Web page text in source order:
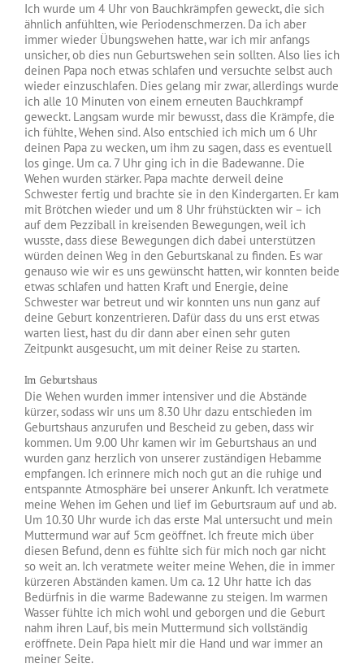
Ich wurde um 4 Uhr von Bauchkrämpfen geweckt, die sich
ähnlich anfühlten, wie Periodenschmerzen. Da ich aber
immer wieder Übungswehen hatte, war ich mir anfangs
unsicher, ob dies nun Geburtswehen sein sollten. Also lies ich
deinen Papa noch etwas schlafen und versuchte selbst auch
wieder einzuschlafen. Dies gelang mir zwar, allerdings wurde
ich alle 10 Minuten von einem erneuten Bauchkrampf
geweckt. Langsam wurde mir bewusst, dass die Krämpfe, die
ich fühlte, Wehen sind. Also entschied ich mich um 6 Uhr
deinen Papa zu wecken, um ihm zu sagen, dass es eventuell
los ginge. Um ca. 7 Uhr ging ich in die Badewanne. Die
Wehen wurden stärker. Papa machte derweil deine
Schwester fertig und brachte sie in den Kindergarten. Er kam
mit Brötchen wieder und um 8 Uhr frühstückten wir – ich
auf dem Pezziball in kreisenden Bewegungen, weil ich
wusste, dass diese Bewegungen dich dabei unterstützen
würden deinen Weg in den Geburtskanal zu finden. Es war
genauso wie wir es uns gewünscht hatten, wir konnten beide
etwas schlafen und hatten Kraft und Energie, deine
Schwester war betreut und wir konnten uns nun ganz auf
deine Geburt konzentrieren. Dafür dass du uns erst etwas
warten liest, hast du dir dann aber einen sehr guten
Zeitpunkt ausgesucht, um mit deiner Reise zu starten.
Im Geburtshaus
Die Wehen wurden immer intensiver und die Abstände
kürzer, sodass wir uns um 8.30 Uhr dazu entschieden im
Geburtshaus anzurufen und Bescheid zu geben, dass wir
kommen. Um 9.00 Uhr kamen wir im Geburtshaus an und
wurden ganz herzlich von unserer zuständigen Hebamme
empfangen. Ich erinnere mich noch gut an die ruhige und
entspannte Atmosphäre bei unserer Ankunft. Ich veratmete
meine Wehen im Gehen und lief im Geburtsraum auf und ab.
Um 10.30 Uhr wurde ich das erste Mal untersucht und mein
Muttermund war auf 5cm geöffnet. Ich freute mich über
diesen Befund, denn es fühlte sich für mich noch gar nicht
so weit an. Ich veratmete weiter meine Wehen, die in immer
kürzeren Abständen kamen. Um ca. 12 Uhr hatte ich das
Bedürfnis in die warme Badewanne zu steigen. Im warmen
Wasser fühlte ich mich wohl und geborgen und die Geburt
nahm ihren Lauf, bis mein Muttermund sich vollständig
eröffnete. Dein Papa hielt mir die Hand und war immer an
meiner Seite.